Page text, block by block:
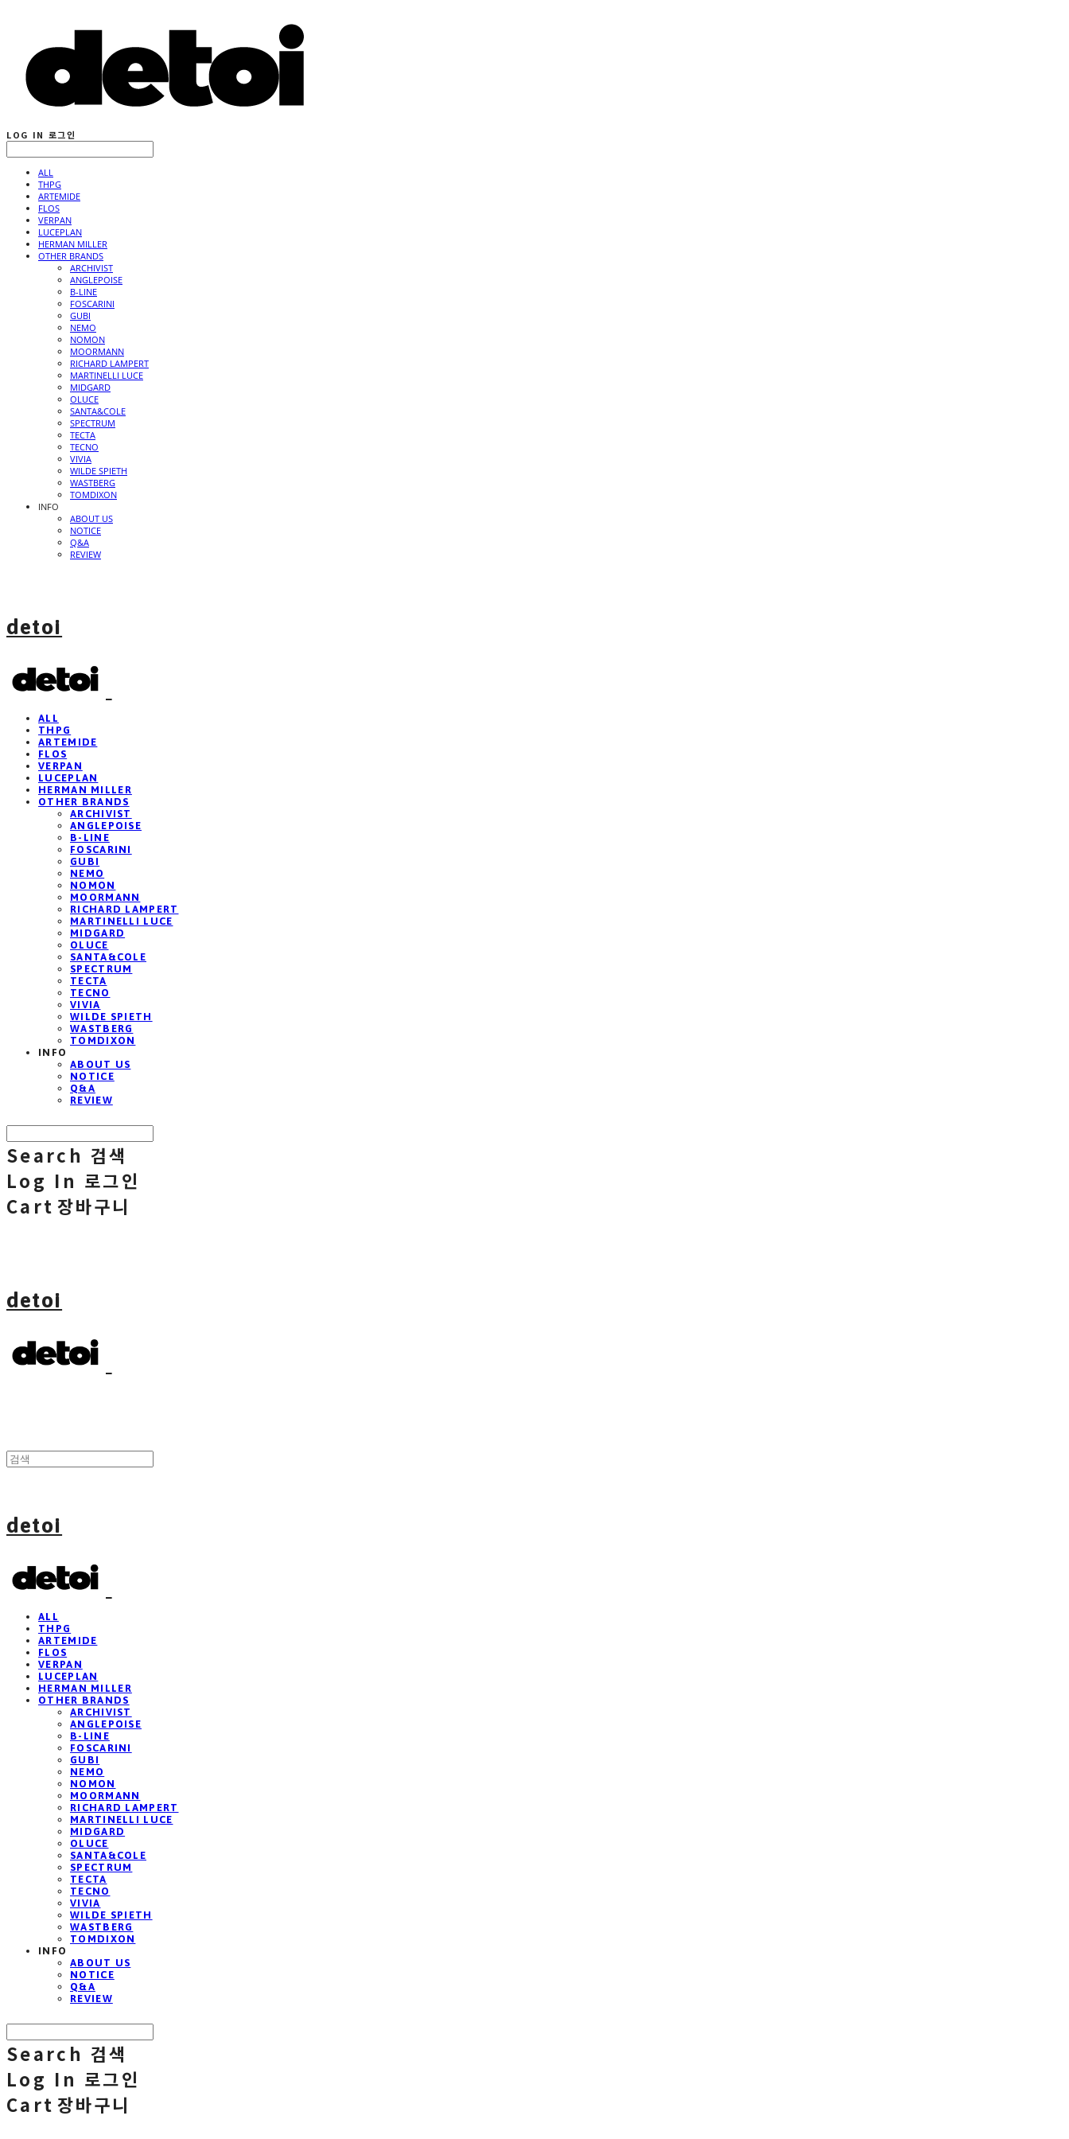
LOG IN 로그인
ALL
THPG
ARTEMIDE
FLOS
VERPAN
LUCEPLAN
HERMAN MILLER
OTHER BRANDS
ARCHIVIST
ANGLEPOISE
B-LINE
FOSCARINI
GUBI
NEMO
NOMON
MOORMANN
RICHARD LAMPERT
MARTINELLI LUCE
MIDGARD
OLUCE
SANTA&COLE
SPECTRUM
TECTA
TECNO
VIVIA
WILDE SPIETH
WASTBERG
TOMDIXON
INFO
ABOUT US
NOTICE
Q&A
REVIEW
detoi
ALL
THPG
ARTEMIDE
FLOS
VERPAN
LUCEPLAN
HERMAN MILLER
OTHER BRANDS
ARCHIVIST
ANGLEPOISE
B-LINE
FOSCARINI
GUBI
NEMO
NOMON
MOORMANN
RICHARD LAMPERT
MARTINELLI LUCE
MIDGARD
OLUCE
SANTA&COLE
SPECTRUM
TECTA
TECNO
VIVIA
WILDE SPIETH
WASTBERG
TOMDIXON
INFO
ABOUT US
NOTICE
Q&A
REVIEW
Search 검색
Log In 로그인
Cart 장바구니
detoi
detoi
ALL
THPG
ARTEMIDE
FLOS
VERPAN
LUCEPLAN
HERMAN MILLER
OTHER BRANDS
ARCHIVIST
ANGLEPOISE
B-LINE
FOSCARINI
GUBI
NEMO
NOMON
MOORMANN
RICHARD LAMPERT
MARTINELLI LUCE
MIDGARD
OLUCE
SANTA&COLE
SPECTRUM
TECTA
TECNO
VIVIA
WILDE SPIETH
WASTBERG
TOMDIXON
INFO
ABOUT US
NOTICE
Q&A
REVIEW
Search 검색
Log In 로그인
Cart 장바구니